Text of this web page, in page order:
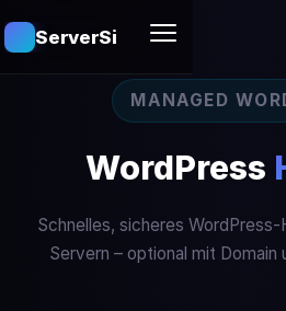
ServerSites
MANAGED
WordPress
Schnelles, sicheres
Servern – optional mit